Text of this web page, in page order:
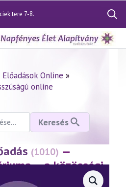
tere 7-8.
Search
for:
Előadások Online »
online
Keresés
(1010) —
– a közösségi